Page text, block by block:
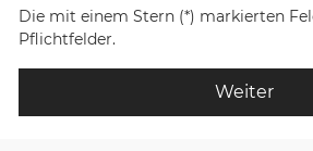
Die mit einem Stern (*) markierten
Pflichtfelder.
Weiter